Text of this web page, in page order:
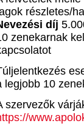
részletes/
díj
zenekarnak
legjobb 10
szervezők